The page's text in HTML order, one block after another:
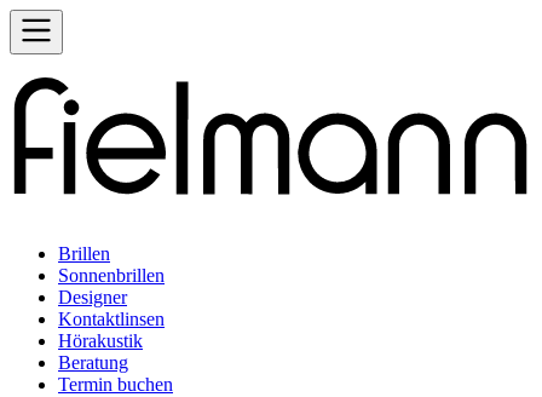
Brillen
Sonnenbrillen
Designer
Kontaktlinsen
Hörakustik
Beratung
Termin buchen